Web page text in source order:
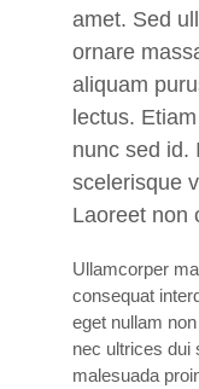
amet. Sed
ornare
aliquam
lectus.
nunc sed id.
scelerisque
Laoreet non
Ullamcorper
consequat
eget nullam
nec ultrices dui
malesuada